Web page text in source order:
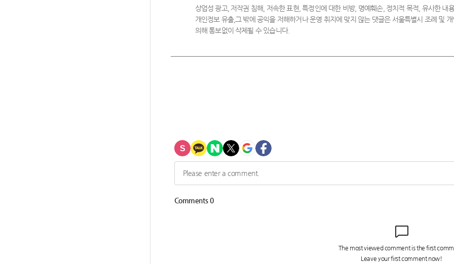
상업성 광고, 저작권 침해, 저속한 표현, 특정인에 대한 비방, 명예훼손, 정치적 목적, 유사한 내
개인정보 유출,그 밖에 공익을 저해하거나 운영 취지에 맞지 않는 댓글은 서울특별시 조례 및
의해 통보없이 삭제될 수 있습니다.